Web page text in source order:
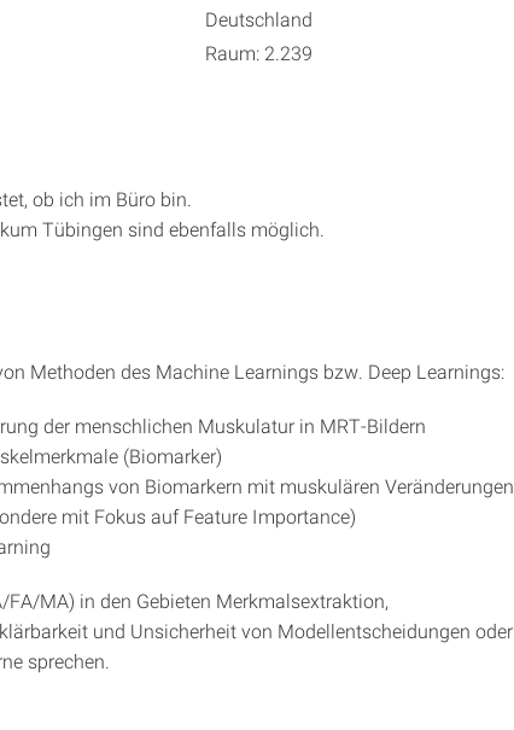
Deutschland
Raum: 2.239
ob ich im Büro bin.
Tübingen sind ebenfalls möglich.
Methoden des Machine Learnings bzw. Deep Learnings:
der menschlichen Muskulatur in MRT-Bildern
(Biomarker)
von Biomarkern mit muskulären Veränderungen
mit Fokus auf Feature Importance)
FA/MA) in den Gebieten Merkmalsextraktion,
und Unsicherheit von Modellentscheidungen oder
sprechen.